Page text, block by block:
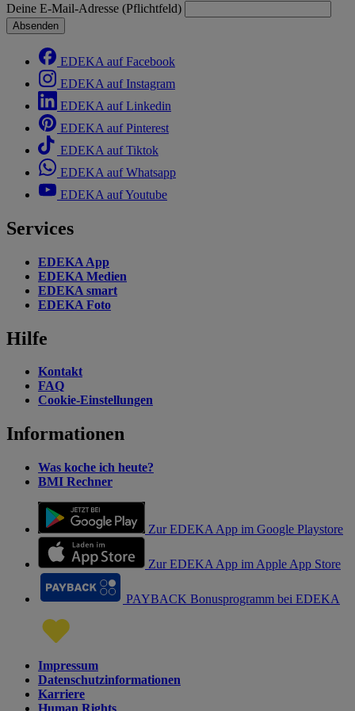
Deine E-Mail-Adresse (Pflichtfeld)
Absenden
EDEKA auf Facebook
EDEKA auf Instagram
EDEKA auf Linkedin
EDEKA auf Pinterest
EDEKA auf Tiktok
EDEKA auf Whatsapp
EDEKA auf Youtube
Services
EDEKA App
EDEKA Medien
EDEKA smart
EDEKA Foto
Hilfe
Kontakt
FAQ
Cookie-Einstellungen
Informationen
Was koche ich heute?
BMI Rechner
Zur EDEKA App im Google Playstore
Zur EDEKA App im Apple App Store
PAYBACK Bonusprogramm bei EDEKA
Impressum
Datenschutzinformationen
Karriere